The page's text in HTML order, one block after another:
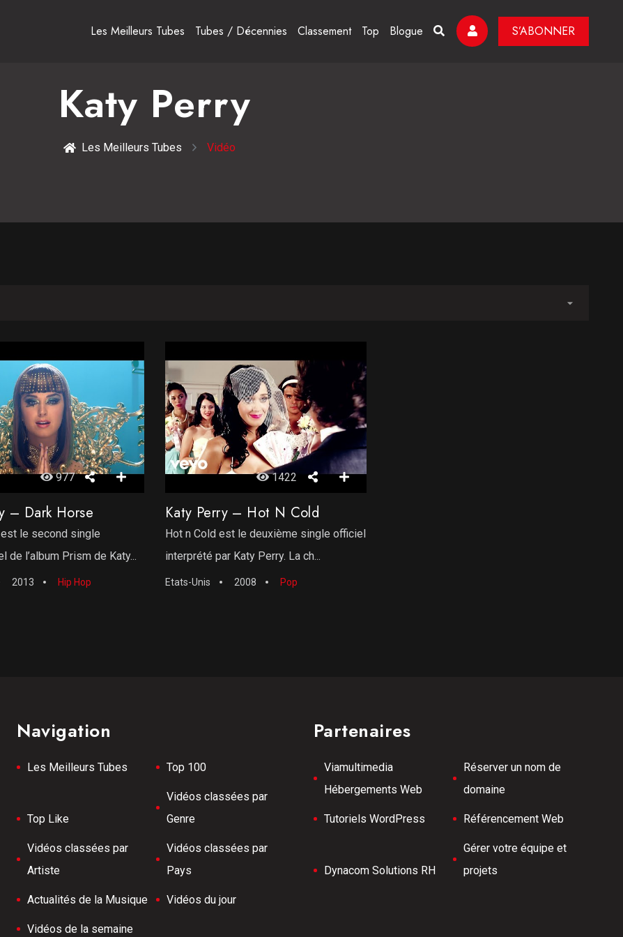
Les Meilleurs Tubes Tubes / Décennies Classement Top Blogue S’ABONNER
Katy Perry
Les Meilleurs Tubes Vidéo
977
– Dark Horse
le second single
de l’album Prism de Katy...
2013 Hip Hop
1422
Katy Perry – Hot N Cold
Hot n Cold est le deuxième single officiel
interprété par Katy Perry. La ch...
Etats-Unis 2008 Pop
Navigation
Les Meilleurs Tubes Top 100
Top Like
Vidéos classées par
Genre
Vidéos classées par
Artiste
Vidéos classées par
Pays
Actualités de la Musique Vidéos du jour
Vidéos de la semaine
Partenaires
Viamultimedia
Hébergements Web
Réserver un nom de
domaine
Tutoriels WordPress Référencement Web
Dynacom Solutions RH
Gérer votre équipe et
projets